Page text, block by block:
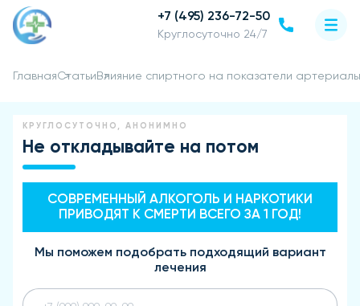
+7 (495) 236-72-50
Круглосуточно 24/7
ГлавнаяСтатьи Влияние спиртного на показатели
КРУГЛОСУТОЧНО, АНОНИМНО
Не откладывайте на потом
СОВРЕМЕННЫЙ АЛКОГОЛЬ И НАРКОТИКИ
ПРИВОДЯТ К СМЕРТИ ВСЕГО ЗА 1 ГОД!
Мы поможем подобрать подходящий вариант
лечения